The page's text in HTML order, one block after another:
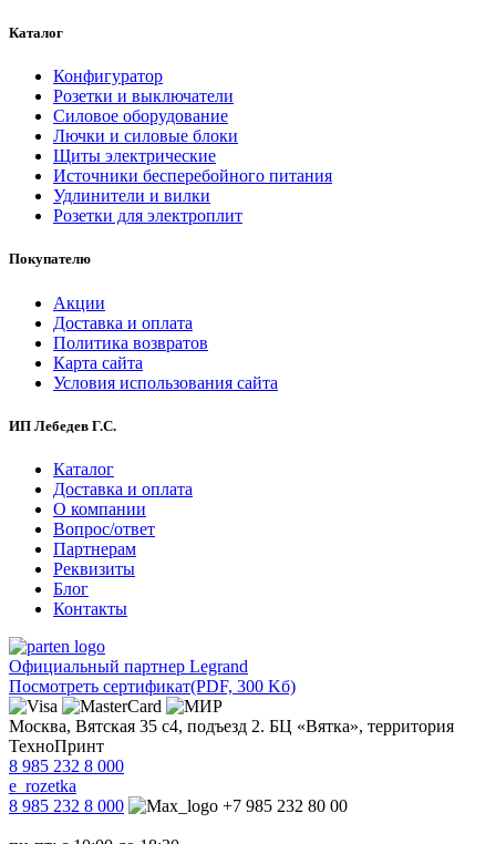
Каталог
Конфигуратор
Розетки и выключатели
Силовое оборудование
Лючки и силовые блоки
Щиты электрические
Источники бесперебойного питания
Удлинители и вилки
Розетки для электроплит
Покупателю
Акции
Доставка и оплата
Политика возвратов
Карта сайта
Условия использования сайта
ИП Лебедев Г.С.
Каталог
Доставка и оплата
О компании
Вопрос/ответ
Партнерам
Реквизиты
Блог
Контакты
Официальный партнер Legrand
Посмотреть сертификат(PDF, 300 Kб)
Москва, Вятская 35 с4, подъезд 2. БЦ «Вятка», территория
ТехноПринт
8 985 232 8 000
e_rozetka
8 985 232 8 000
+7 985 232 80 00